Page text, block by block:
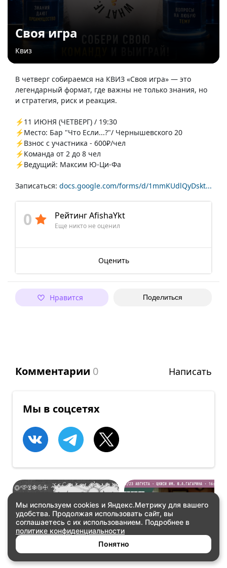
Мы используем cookies и Яндекс.Метрику для вашего
удобства. Продолжая использовать сайт, вы
соглашаетесь с их использованием. Подробнее в
политике конфиденциальности
Понятно
Своя игра
Квиз
В четверг собираемся на КВИЗ «Своя игра» — это
легендарный формат, где важны не только знания, но
и стратегия, риск и реакция.
⚡️11 ИЮНЯ (ЧЕТВЕРГ) / 19:30
⚡️Место: Бар "Что Если...?"/ Чернышевского 20
⚡️Взнос с участника - 600₽/чел
⚡️Команда от 2 до 8 чел
⚡️Ведущий: Максим Ю-Ци-Фа
Записаться: docs.google.com/forms/d/1mmKUdlQyDskt...
0 Рейтинг AfishaYkt
Еще никто не оценил
Оценить
Нравится Поделиться
Комментарии 0 Написать
Мы в соцсетях
КОНЦЕРТЫ
HOLBON! ERGI:R
КОНЦЕРТЫ
Так звучит Якутия.